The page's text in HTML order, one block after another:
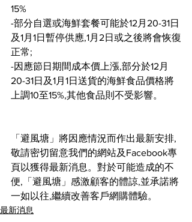
15%
-部分自選或海鮮套餐可能於12月20-31日
及1月1日暫停供應,1月2日或之後將會恢復
正常;
-因應節日期間成本價上漲,部分於12月
20-31日及1月1日送貨的海鮮食品價格將
上調10至15%,其他食品則不受影響。
「避風塘」將因應情況而作出最新安排,
敬請密切留意我們的網站及Facebook專
頁以獲得最新消息。 對於可能造成的不
便,「避風塘」感激顧客的體諒,並承諾將
一如以往,繼續改善客戶網購體驗。
最新消息